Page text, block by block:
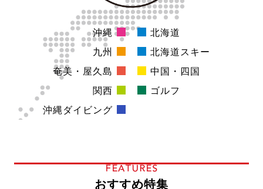
沖縄
北海道
九州
北海道スキー
奄美・屋久島
中国・四国
関西
ゴルフ
沖縄ダイビング
おすすめ特集